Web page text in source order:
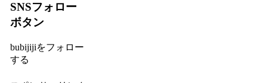
SNSフォロー
ボタン
bubijijiをフォロー
する